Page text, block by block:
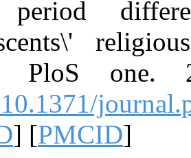
time period
adolescents\'
2014. PloS
[DOI:10.1371/
[ PMID] [